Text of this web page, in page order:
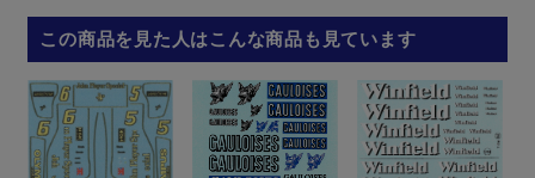
この商品を見た人はこんな商品も見ています